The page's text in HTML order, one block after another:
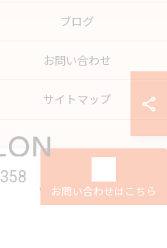
お問い合わせはこちら
ブログ
お問い合わせ
サイトマップ
ALL RIGHTS RESERVED.